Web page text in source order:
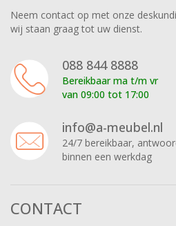
Neem contact op met onze
wij staan graag tot uw dienst.
088 844 8888
Bereikbaar ma t/m vr
van 09:00 tot 17:00
info@a-meubel.nl
24/7 bereikbaar,
binnen een werkdag
CONTACT